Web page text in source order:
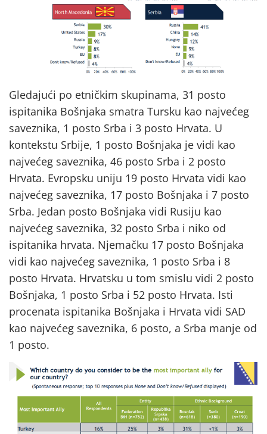
Gledajući po etničkim skupinama, 31 posto
ispitanika Bošnjaka smatra Tursku kao najvećeg
saveznika, 1 posto Srba i 3 posto Hrvata. U
kontekstu Srbije, 1 posto Bošnjaka je vidi kao
najvećeg saveznika, 46 posto Srba i 2 posto
Hrvata. Evropsku uniju 19 posto Hrvata vidi kao
najvećeg saveznika, 17 posto Bošnjaka i 7 posto
Srba. Jedan posto Bošnjaka vidi Rusiju kao
najvećeg saveznika, 32 posto Srba i niko od
ispitanika hrvata. Njemačku 17 posto Bošnjaka
vidi kao najvećeg saveznika, 1 posto Srba i 8
posto Hrvata. Hrvatsku u tom smislu vidi 2 posto
Bošnjaka, 1 posto Srba i 52 posto Hrvata. Isti
procenata ispitanika Bošnjaka i Hrvata vidi SAD
kao najvećeg saveznika, 6 posto, a Srba manje od
1 posto.